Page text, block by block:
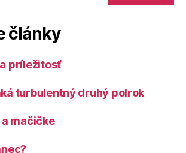
články
príležitosť
turbulentný druhý polrok
mačičke